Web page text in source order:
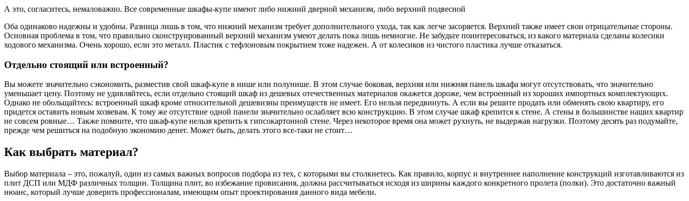
А это, согласитесь, немаловажно. Все современные шкафы-купе имеют либо нижний дверной механизм, либо верхний подвесной
Оба одинаково надежны и удобны. Разница лишь в том, что нижний механизм требует дополнительного ухода, так как легче засоряется. Верхний также имеет свои отрицательные стороны.
Основная проблема в том, что правильно сконструированный верхний механизм умеют делать пока лишь немногие. Не забудьте поинтересоваться, из какого материала сделаны колесики
ходового механизма. Очень хорошо, если это металл. Пластик с тефлоновым покрытием тоже надежен. А от колесиков из чистого пластика лучше отказаться.
Отдельно стоящий или встроенный?
Вы можете значительно сэкономить, разместив свой шкаф-купе в нише или полунише. В этом случае боковая, верхняя или нижняя панель шкафа могут отсутствовать, что значительно
уменьшает цену. Поэтому не удивляйтесь, если отдельно стоящий шкаф из дешевых отечественных материалов окажется дороже, чем встроенный из хороших импортных комплектующих.
Однако не обольщайтесь: встроенный шкаф кроме относительной дешевизны преимуществ не имеет. Его нельзя передвинуть. А если вы решите продать или обменять свою квартиру, его
придется оставить новым хозяевам. К тому же отсутствие одной панели значительно ослабляет всю конструкцию. В этом случае шкаф крепится к стене. А стены в большинстве наших квартир
не совсем ровные… Также помните, что шкаф-купе нельзя крепить к гипсокартонной стене. Через некоторое время она может рухнуть, не выдержав нагрузки. Поэтому десять раз подумайте,
прежде чем решиться на подобную экономию денег. Может быть, делать этого все-таки не стоит…
Как выбрать материал?
Выбор материала – это, пожалуй, один из самых важных вопросов подбора из тех, с которыми вы столкнетесь. Как правило, корпус и внутреннее наполнение конструкций изготавливаются из
плит ДСП или МДФ различных толщин. Толщина плит, во избежание провисания, должна рассчитываться исходя из ширины каждого конкретного пролета (полки). Это достаточно важный
нюанс, который лучше доверить профессионалам, имеющим опыт проектирования данного вида мебели.